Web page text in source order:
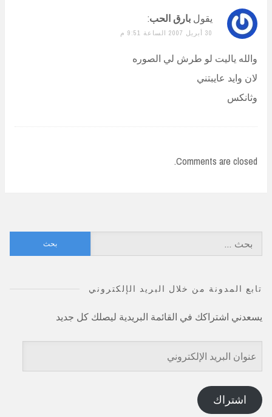
يقول بارق الحب:
30 أبريل 2007 الساعة 9:51 م
والله ياليت لو طرش لي الصوره
لان وايد عايبتني
وثانكس
Comments are closed.
عن:
تابع المدونة من خلال البريد الإلكتروني
يسعدني اشتراكك في القائمة البريدية ليصلك كل جديد
عنوان
البريد
الإلكتروني
اشتراك